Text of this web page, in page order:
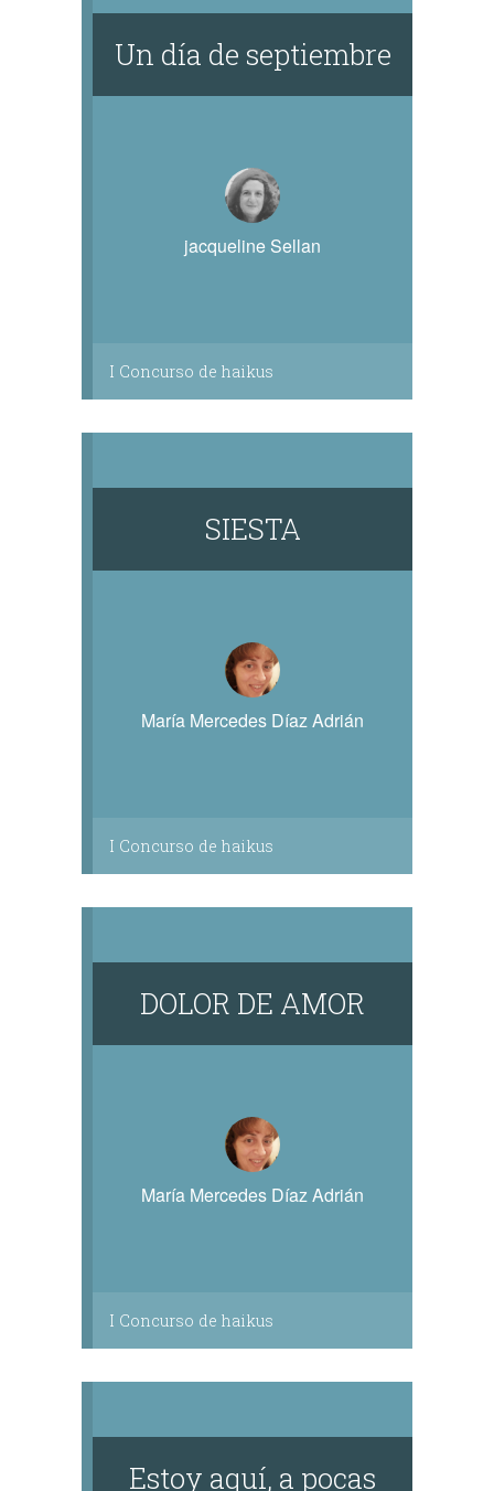
Un día de septiembre
jacqueline Sellan
I Concurso de haikus
SIESTA
María Mercedes Díaz Adrián
I Concurso de haikus
DOLOR DE AMOR
María Mercedes Díaz Adrián
I Concurso de haikus
Estoy aquí, a pocas